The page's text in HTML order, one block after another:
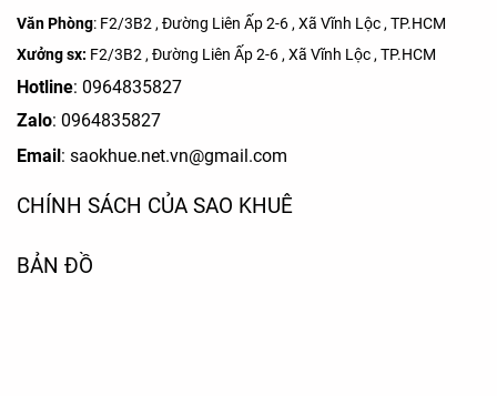
Văn Phòng: F2/3B2 , Đường Liên Ấp 2-6 , Xã Vĩnh Lộc , TP.HCM
Xưởng sx: F2/3B2 , Đường Liên Ấp 2-6 , Xã Vĩnh Lộc , TP.HCM
Hotline: 0964835827
Zalo: 0964835827
Email : saokhue.net.vn@gmail.com
CHÍNH SÁCH CỦA SAO KHUÊ
BẢN ĐỒ